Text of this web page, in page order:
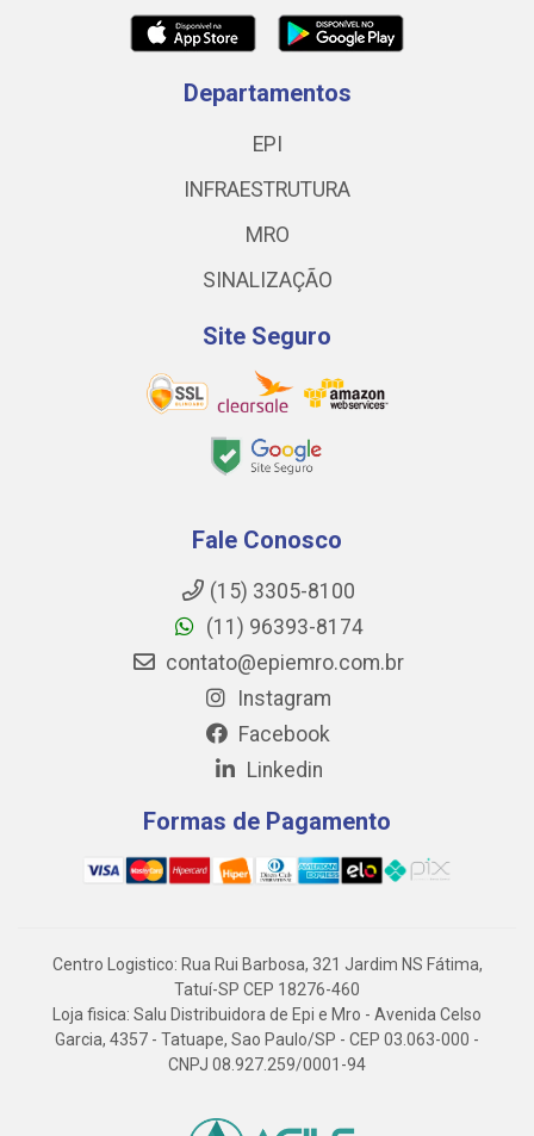
Departamentos
EPI
INFRAESTRUTURA
MRO
SINALIZAÇÃO
Site Seguro
Fale Conosco
(15) 3305-8100
(11) 96393-8174
contato@epiemro.com.br
Instagram
Facebook
Linkedin
Formas de Pagamento
Centro Logistico: Rua Rui Barbosa, 321 Jardim NS Fátima,
Tatuí-SP CEP 18276-460
Loja fisica: Salu Distribuidora de Epi e Mro - Avenida Celso
Garcia, 4357 - Tatuape, Sao Paulo/SP - CEP 03.063-000 -
CNPJ 08.927.259/0001-94